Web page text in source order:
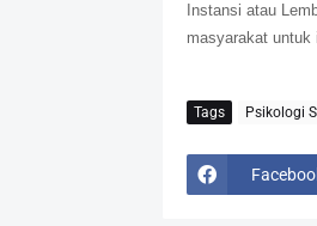
Instansi atau
masyarakat untuk
Tags Psikologi